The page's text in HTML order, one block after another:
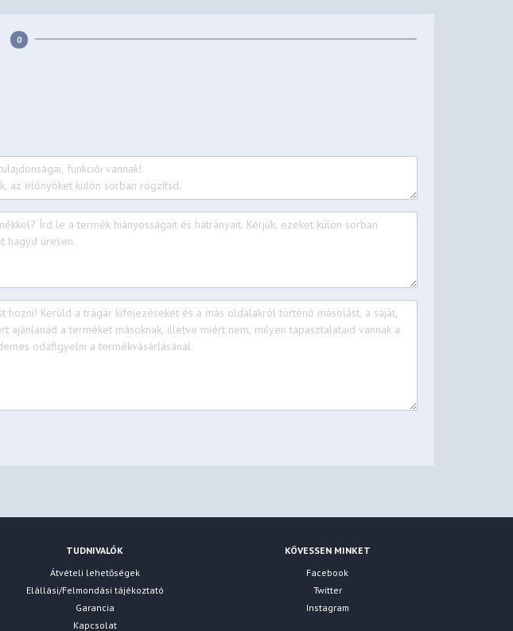
0
TUDNIVALÓK
Átvételi lehetőségek
Elállási/Felmondási tájékoztató
Garancia
Kapcsolat
KÖVESSEN MINKET
Facebook
Twitter
Instagram